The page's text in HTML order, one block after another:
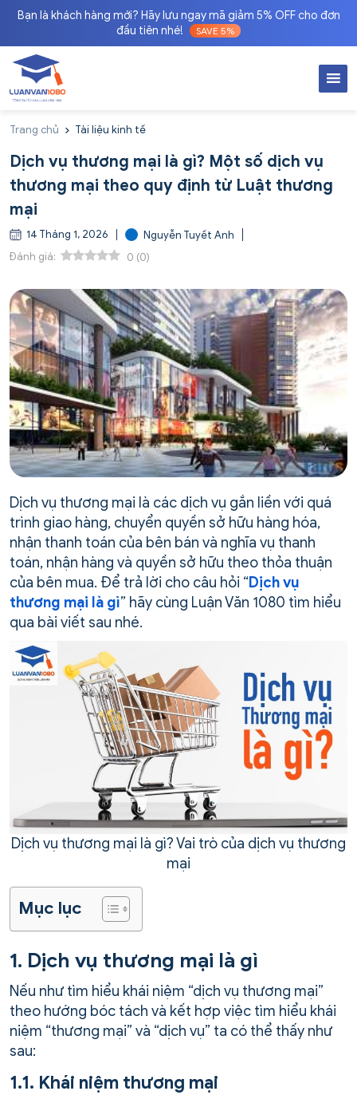
Bạn là khách hàng mới? Hãy lưu ngay mã giảm 5% OFF cho đơn
đầu tiên nhé!
SAVE 5%
Trang chủ Tài liệu kinh tế
Dịch vụ thương mại là gì? Một số dịch vụ
thương mại theo quy định từ Luật thương
mại
14 Tháng 1, 2026
Nguyễn Tuyết Anh
Đánh giá:
0 (0)
Dịch vụ thương mại là các dịch vụ gắn liền với quá
trình giao hàng, chuyển quyền sở hữu hàng hóa,
nhận thanh toán của bên bán và nghĩa vụ thanh
toán, nhận hàng và quyền sở hữu theo thỏa thuận
của bên mua. Để trả lời cho câu hỏi “Dịch vụ
thương mại là gì” hãy cùng Luận Văn 1080 tìm hiểu
qua bài viết sau nhé.
Dịch vụ thương mại là gì? Vai trò của dịch vụ thương
mại
Mục lục
1. Dịch vụ thương mại là gì
Nếu như tìm hiểu khái niệm “dịch vụ thương mại”
theo hướng bóc tách và kết hợp việc tìm hiểu khái
niệm “thương mại” và “dịch vụ” ta có thể thấy như
sau:
1.1. Khái niệm thương mại